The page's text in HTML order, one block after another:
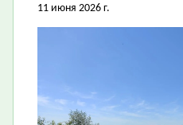
11 июня 2026 г.